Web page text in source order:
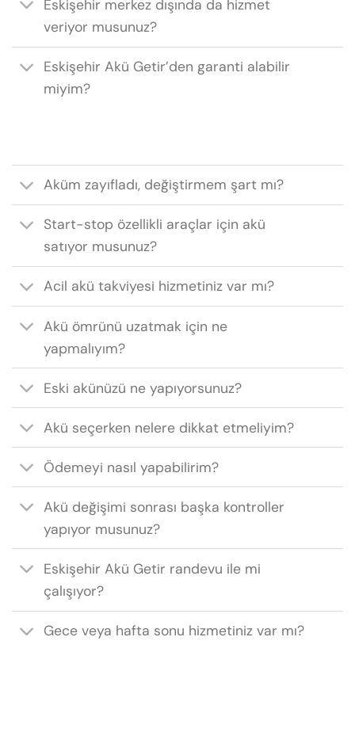
Eskişehir merkez dışında da hizmet
veriyor musunuz?
Eskişehir Akü Getir’den garanti alabilir
miyim?
Aküm zayıfladı, değiştirmem şart mı?
Start-stop özellikli araçlar için akü
satıyor musunuz?
Acil akü takviyesi hizmetiniz var mı?
Akü ömrünü uzatmak için ne
yapmalıyım?
Eski akünüzü ne yapıyorsunuz?
Akü seçerken nelere dikkat etmeliyim?
Ödemeyi nasıl yapabilirim?
Akü değişimi sonrası başka kontroller
yapıyor musunuz?
Eskişehir Akü Getir randevu ile mi
çalışıyor?
Gece veya hafta sonu hizmetiniz var mı?